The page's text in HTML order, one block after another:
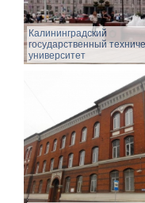
Калининградский
государственный
университет